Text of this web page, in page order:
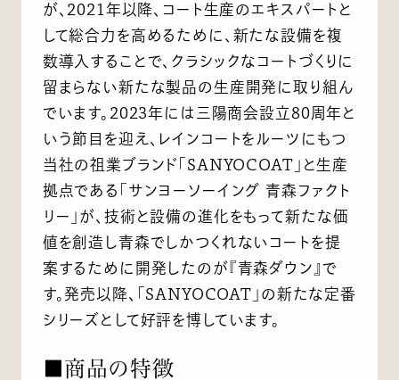
が、2021年以降、コート生産のエキスパートと
して総合力を高めるために、新たな設備を複
数導入することで、クラシックなコートづくりに
留まらない新たな製品の生産開発に取り組ん
でいます。2023年には三陽商会設立80周年と
いう節目を迎え、レインコートをルーツにもつ
当社の祖業ブランド「SANYOCOAT」と生産
拠点である「サンヨーソーイング 青森ファクト
リー」が、技術と設備の進化をもって新たな価
値を創造し青森でしかつくれないコートを提
案するために開発したのが『青森ダウン』で
す。発売以降、「SANYOCOAT」の新たな定番
シリーズとして好評を博しています。
■商品の特徴